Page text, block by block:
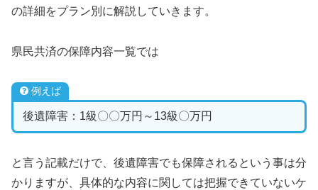
の詳細をプラン別に解説していきます。
県民共済の保障内容一覧では
例えば
後遺障害：1級〇〇万円～13級〇万円
と言う記載だけで、後遺障害でも保障されるという事は分
かりますが、具体的な内容に関しては把握できていないケ